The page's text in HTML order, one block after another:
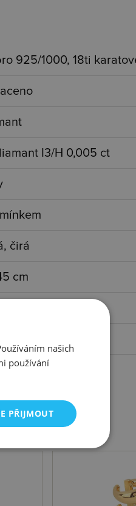
925/1000, 18ti
I3/H 0,005 ct
čirá
cm
našich
používání
PŘIJMOUT